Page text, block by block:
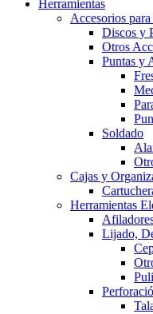
Herramientas
Accesorios
Discos y
Otros
Puntas y
Soldado
Cajas y
Herramientas
Lijado,